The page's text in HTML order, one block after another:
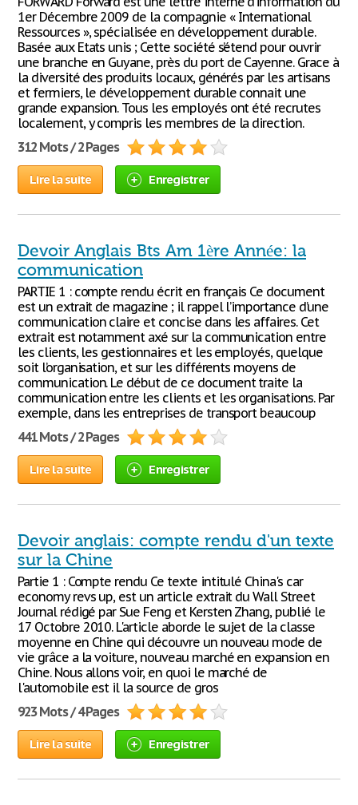
1er Décembre 2009 de la compagnie « International
Ressources », spécialisée en développement durable.
Basée aux Etats unis ; Cette société s’étend pour ouvrir
une branche en Guyane, près du port de Cayenne. Grace à
la diversité des produits locaux, générés par les artisans
et fermiers, le développement durable connait une
grande expansion. Tous les employés ont été recrutes
localement, y compris les membres de la direction.
312 Mots / 2 Pages
Lire la suite Enregistrer
Devoir Anglais Bts Am 1ère Année: la
communication
PARTIE 1 : compte rendu écrit en français Ce document
est un extrait de magazine ; il rappel l’importance d’une
communication claire et concise dans les affaires. Cet
extrait est notamment axé sur la communication entre
les clients, les gestionnaires et les employés, quelque
soit l’organisation, et sur les différents moyens de
communication. Le début de ce document traite la
communication entre les clients et les organisations. Par
exemple, dans les entreprises de transport beaucoup
441 Mots / 2 Pages
Lire la suite Enregistrer
Devoir anglais: compte rendu d'un texte
sur la Chine
Partie 1 : Compte rendu Ce texte intitulé China's car
economy revs up, est un article extrait du Wall Street
Journal rédigé par Sue Feng et Kersten Zhang, publié le
17 Octobre 2010. L'article aborde le sujet de la classe
moyenne en Chine qui découvre un nouveau mode de
vie grâce a la voiture, nouveau marché en expansion en
Chine. Nous allons voir, en quoi le marché de
l'automobile est il la source de gros
923 Mots / 4 Pages
Lire la suite Enregistrer